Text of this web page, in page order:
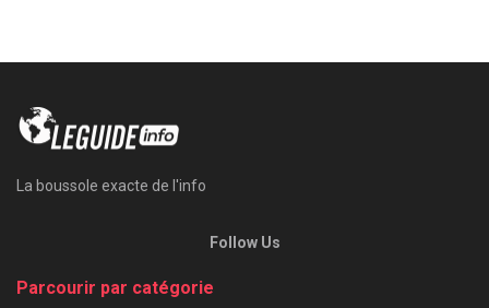
La boussole exacte de l'info
Follow Us
Parcourir par catégorie